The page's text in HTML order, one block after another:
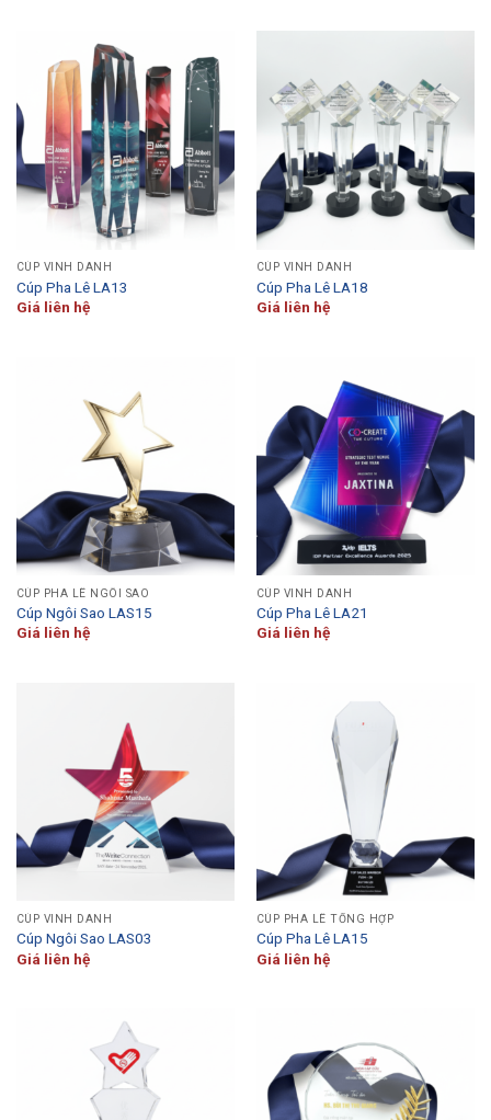
CÚP VINH DANH
Cúp Pha Lê LA13
Giá liên hệ
CÚP VINH DANH
Cúp Pha Lê LA18
Giá liên hệ
CÚP PHA LÊ NGÔI SAO
Cúp Ngôi Sao LAS15
Giá liên hệ
CÚP VINH DANH
Cúp Pha Lê LA21
Giá liên hệ
CÚP VINH DANH
Cúp Ngôi Sao LAS03
Giá liên hệ
CÚP PHA LÊ TỔNG HỢP
Cúp Pha Lê LA15
Giá liên hệ